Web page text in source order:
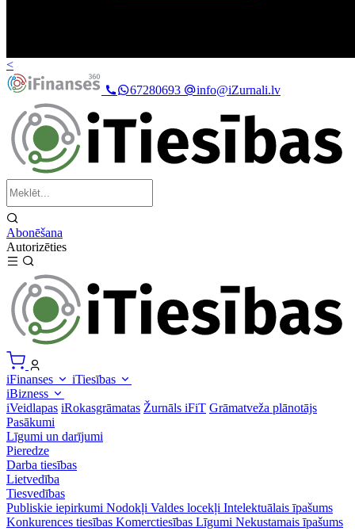
<
67280693
info@iZurnali.lv
Abonēšana
Autorizēties
iFinanses
iTiesības
iBizness
iVeidlapas iRokasgrāmatas Žurnāls iFiT Grāmatveža plānotājs
Pasākumi
Līgumi un darījumi
Pieredze
Darba tiesības
Lietvedība
Tiesvedības
Publiskie iepirkumi Nodokļi Valdes locekļi Intelektuālais īpašums
Konkurences tiesības Komerctiesības Līgumi Nekustamais īpašums